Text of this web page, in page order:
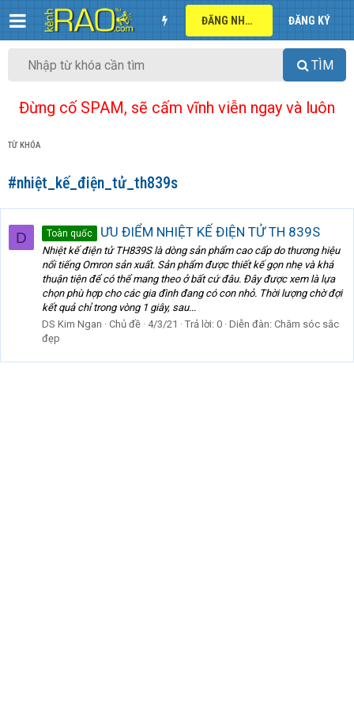
ĐĂNG NHẬP ĐĂNG KÝ
TÌM
Đừng cố SPAM, sẽ cấm vĩnh viễn ngay và luôn
TỪ KHÓA
#nhiệt_kế_điện_tử_th839s
D Toàn quốc ƯU ĐIỂM NHIỆT KẾ ĐIỆN TỬ TH 839S
Nhiệt kế điện tử TH839S là dòng sản phẩm cao cấp do thương hiệu
nổi tiếng Omron sản xuất. Sản phẩm được thiết kế gọn nhẹ và khá
thuận tiện để có thể mang theo ở bất cứ đâu. Đây được xem là lựa
chọn phù hợp cho các gia đình đang có con nhỏ. Thời lượng chờ đợi
kết quả chỉ trong vòng 1 giây, sau...
DS Kim Ngan
Chủ đề 4/3/21 Trả lời: 0 Diễn đàn: Chăm sóc sắc
đẹp